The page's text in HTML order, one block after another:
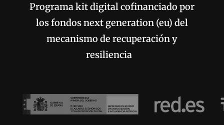
Programa kit digital cofinanciado por
los fondos next generation (eu) del
mecanismo de recuperación y
resiliencia